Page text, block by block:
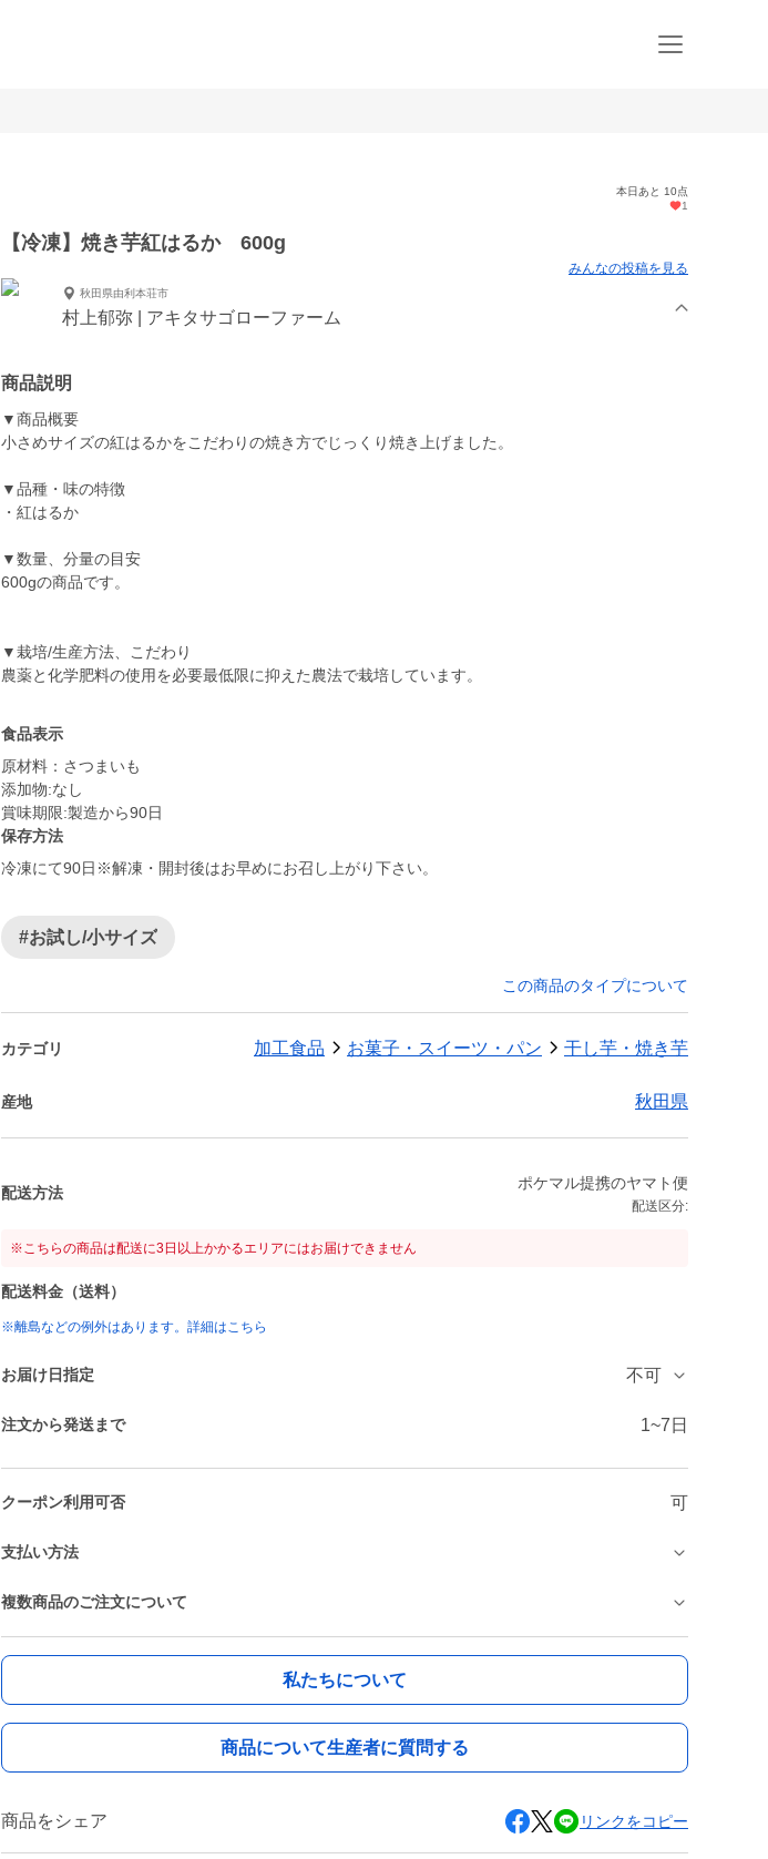
本日あと 10点
1
【冷凍】焼き芋紅はるか 600g
みんなの投稿を見る
秋田県由利本荘市
村上郁弥 | アキタサゴローファーム
商品説明
▼商品概要
小さめサイズの紅はるかをこだわりの焼き方でじっくり焼き上げました。
▼品種・味の特徴
・紅はるか
▼数量、分量の目安
600gの商品です。
▼栽培/生産方法、こだわり
食品表示
原材料：さつまいも
添加物:なし
賞味期限:製造から90日
保存方法
冷凍にて90日※解凍・開封後はお早めにお召し上がり下さい。
#お試し/小サイズ
この商品のタイプについて
カテゴリ 加工食品 お菓子・スイーツ・パン 干し芋・焼き芋
産地 秋田県
配送方法
ポケマル提携のヤマト便
配送区分:
※こちらの商品は配送に3日以上かかるエリアにはお届けできません
配送料金（送料）
※離島などの例外はあります。詳細はこちら
お届け日指定 不可
注文から発送まで 1~7日
クーポン利用可否 可
支払い方法
複数商品のご注文について
私たちについて
商品について生産者に質問する
商品をシェア リンクをコピー